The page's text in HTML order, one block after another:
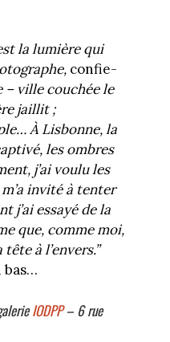
la lumière qui
confie-
– ville couchée le
jaillit ;
À Lisbonne, la
les ombres
j’ai voulu les
invité à tenter
j’ai essayé de la
que, comme moi,
à l’envers.”
bas…
IODPP– 6 rue